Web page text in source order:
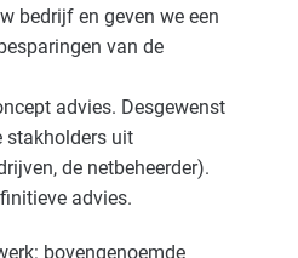
bedrijf en geven we een
van de
advies. Desgewenst
stakholders uit
de netbeheerder).
advies.
bovengenoemde